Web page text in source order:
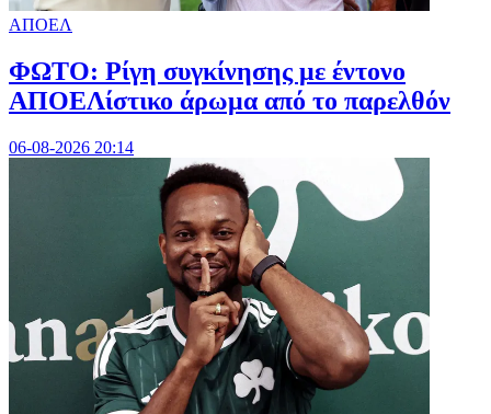
ΑΠΟΕΛ
ΦΩΤΟ: Ρίγη συγκίνησης με έντονο
ΑΠΟΕΛίστικο άρωμα από το παρελθόν
06-08-2026 20:14